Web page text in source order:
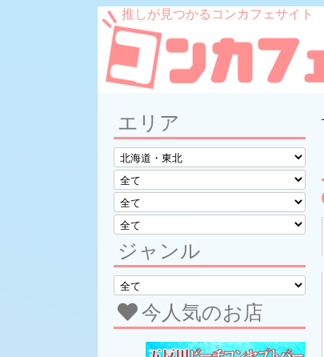
推しが見つかるコンカフェサイト
エリア
ジャンル
今人気のお店